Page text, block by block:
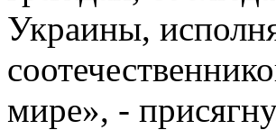
Украины,
мире», -